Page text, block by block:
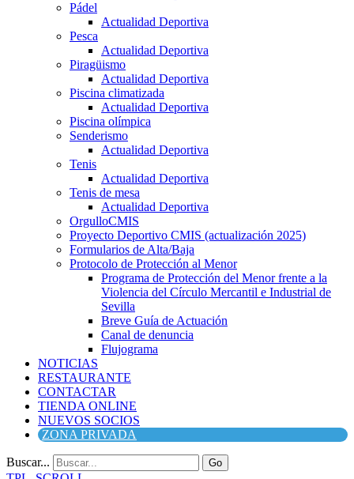
Pádel
Actualidad Deportiva
Pesca
Actualidad Deportiva
Piragüismo
Actualidad Deportiva
Piscina climatizada
Actualidad Deportiva
Piscina olímpica
Senderismo
Actualidad Deportiva
Tenis
Actualidad Deportiva
Tenis de mesa
Actualidad Deportiva
OrgulloCMIS
Proyecto Deportivo CMIS (actualización 2025)
Formularios de Alta/Baja
Protocolo de Protección al Menor
Programa de Protección del Menor frente a la
Violencia del Círculo Mercantil e Industrial de
Sevilla
Breve Guía de Actuación
Canal de denuncia
Flujograma
NOTICIAS
RESTAURANTE
CONTACTAR
TIENDA ONLINE
NUEVOS SOCIOS
ZONA PRIVADA
Buscar... Go